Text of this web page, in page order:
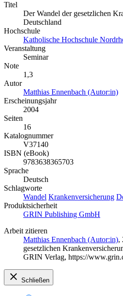
Titel
Der Wandel der gesetzlichen
Deutschland
Hochschule
Katholische Hochschule
Veranstaltung
Seminar
Note
1,3
Autor
Matthias Ennenbach (Autor:in)
Erscheinungsjahr
2004
Seiten
16
Katalognummer
V37140
ISBN (eBook)
9783638365703
Sprache
Deutsch
Schlagworte
Wandel Krankenversicherung
Produktsicherheit
GRIN Publishing GmbH
Arbeit zitieren
Matthias Ennenbach (Autor:in),
gesetzlichen
GRIN Verlag, https://
Schließen